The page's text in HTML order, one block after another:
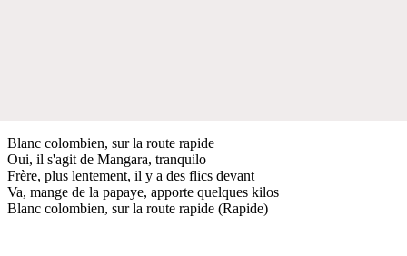
Blanc colombien, sur la route rapide
Oui, il s'agit de Mangara, tranquilo
Frère, plus lentement, il y a des flics devant
Va, mange de la papaye, apporte quelques kilos
Blanc colombien, sur la route rapide (Rapide)